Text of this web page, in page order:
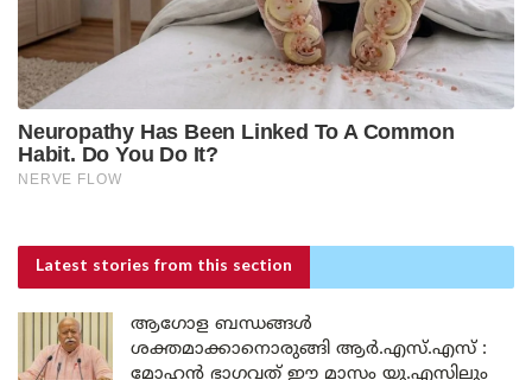
Latest stories from this section
ആഗോള ബന്ധങ്ങൾ
ശക്തമാക്കാനൊരുങ്ങി ആർ.എസ്.എസ് :
മോഹൻ ഭാഗവത് ഈ മാസം യു.എസിലും